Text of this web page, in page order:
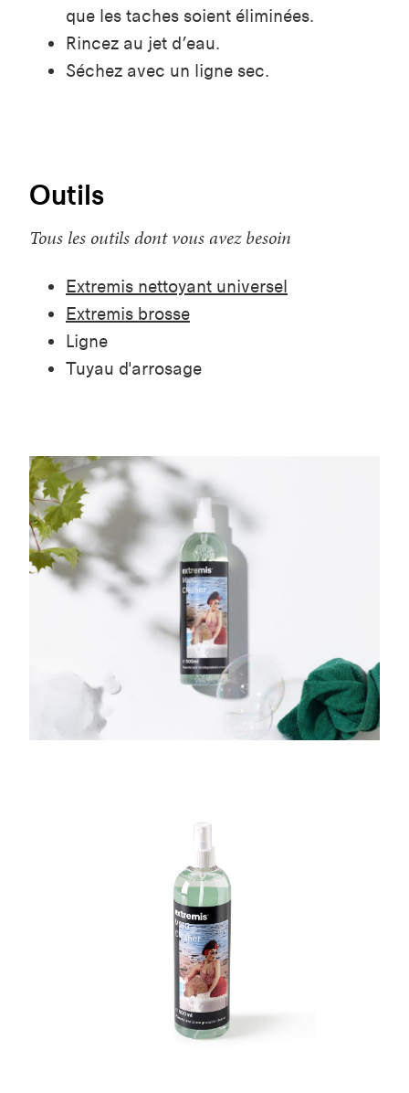
que les taches soient éliminées.
Rincez au jet d’eau.
Séchez avec un ligne sec.
Outils
Tous les outils dont vous avez besoin
Extremis nettoyant universel
Extremis brosse
Ligne
Tuyau d'arrosage